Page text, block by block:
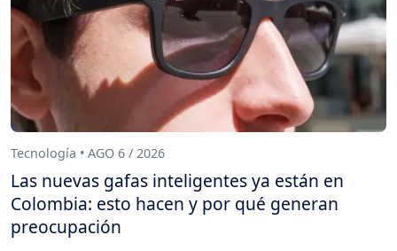
Tecnología • AGO 6 / 2026
Las nuevas gafas inteligentes ya están en
Colombia: esto hacen y por qué generan
preocupación